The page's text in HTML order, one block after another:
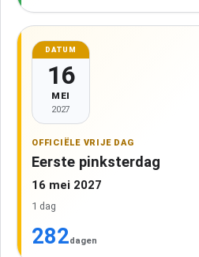
DATUM
16
MEI
2027
OFFICIËLE VRIJE DAG
Eerste pinksterdag
16 mei 2027
1 dag
282dagen